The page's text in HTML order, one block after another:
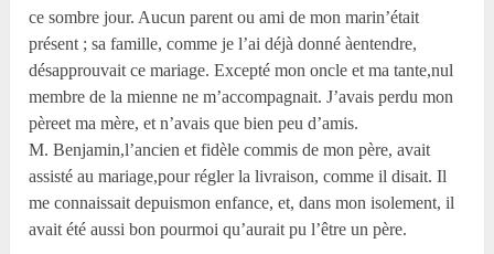
ce sombre jour. Aucun parent ou ami de mon marin’était
présent ; sa famille, comme je l’ai déjà donné àentendre,
désapprouvait ce mariage. Excepté mon oncle et ma tante,nul
membre de la mienne ne m’accompagnait. J’avais perdu mon
pèreet ma mère, et n’avais que bien peu d’amis.
M. Benjamin,l’ancien et fidèle commis de mon père, avait
assisté au mariage,pour régler la livraison, comme il disait. Il
me connaissait depuismon enfance, et, dans mon isolement, il
avait été aussi bon pourmoi qu’aurait pu l’être un père.